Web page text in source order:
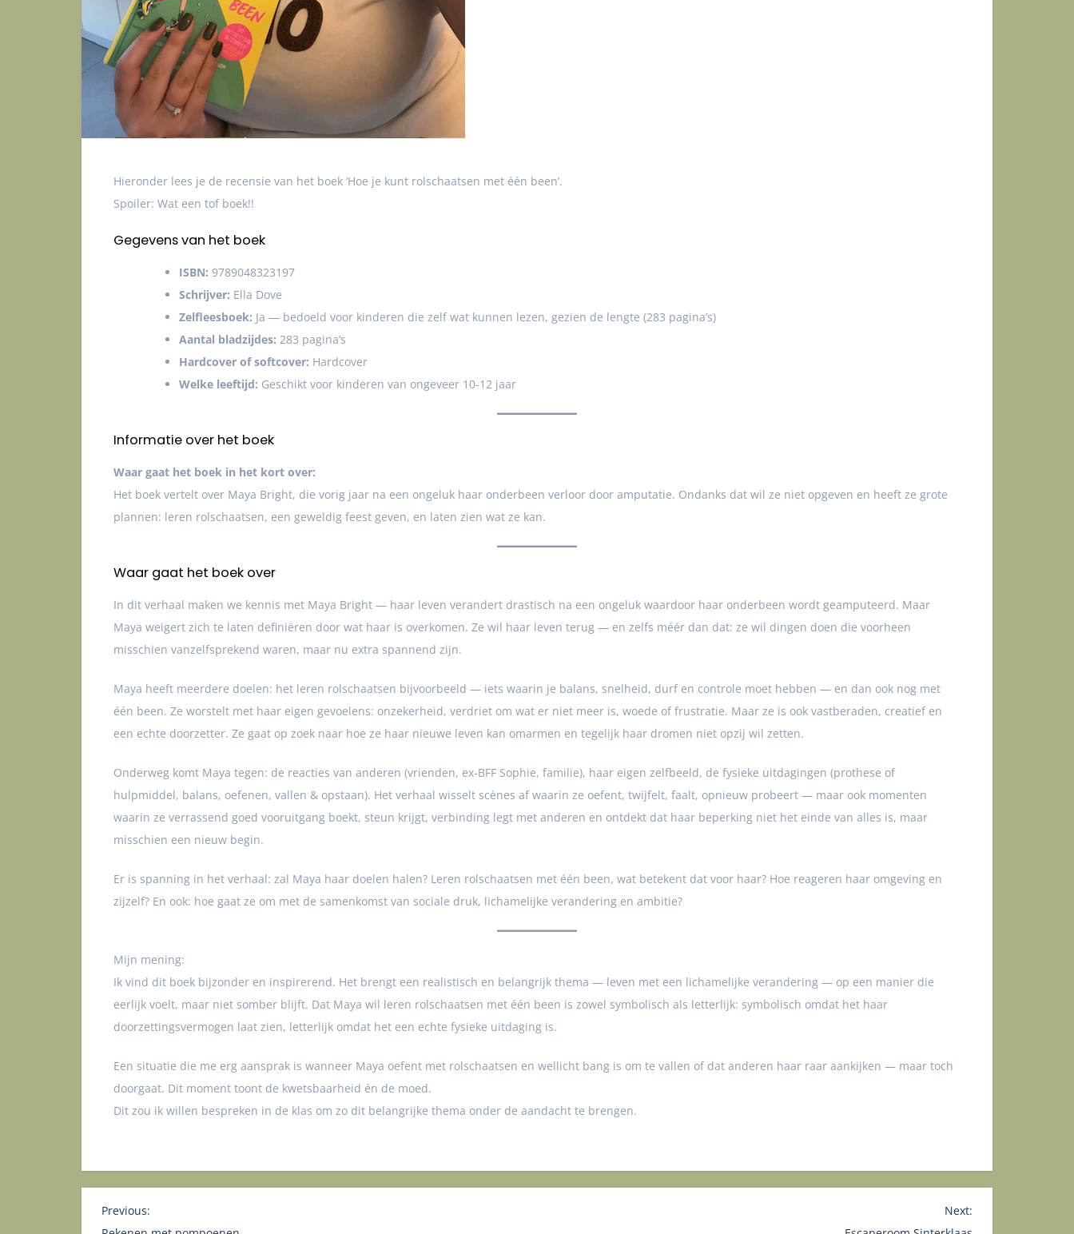
Hieronder lees je de recensie van het boek ‘Hoe je kunt rolschaatsen met één been’.
Spoiler: Wat een tof boek!!
Gegevens van het boek
ISBN: 9789048323197
Schrijver: Ella Dove
Zelfleesboek: Ja — bedoeld voor kinderen die zelf wat kunnen lezen, gezien de lengte (283 pagina’s)
Aantal bladzijdes: 283 pagina’s
Hardcover of softcover: Hardcover
Welke leeftijd: Geschikt voor kinderen van ongeveer 10-12 jaar
Informatie over het boek
Waar gaat het boek in het kort over:
Het boek vertelt over Maya Bright, die vorig jaar na een ongeluk haar onderbeen verloor door amputatie. Ondanks dat wil ze niet opgeven en heeft ze grote
plannen: leren rolschaatsen, een geweldig feest geven, en laten zien wat ze kan.
Waar gaat het boek over
In dit verhaal maken we kennis met Maya Bright — haar leven verandert drastisch na een ongeluk waardoor haar onderbeen wordt geamputeerd. Maar
Maya weigert zich te laten definiëren door wat haar is overkomen. Ze wil haar leven terug — en zelfs méér dan dat: ze wil dingen doen die voorheen
misschien vanzelfsprekend waren, maar nu extra spannend zijn.
Maya heeft meerdere doelen: het leren rolschaatsen bijvoorbeeld — iets waarin je balans, snelheid, durf en controle moet hebben — en dan ook nog met
één been. Ze worstelt met haar eigen gevoelens: onzekerheid, verdriet om wat er niet meer is, woede of frustratie. Maar ze is ook vastberaden, creatief en
een echte doorzetter. Ze gaat op zoek naar hoe ze haar nieuwe leven kan omarmen en tegelijk haar dromen niet opzij wil zetten.
Onderweg komt Maya tegen: de reacties van anderen (vrienden, ex-BFF Sophie, familie), haar eigen zelfbeeld, de fysieke uitdagingen (prothese of
hulpmiddel, balans, oefenen, vallen & opstaan). Het verhaal wisselt scènes af waarin ze oefent, twijfelt, faalt, opnieuw probeert — maar ook momenten
waarin ze verrassend goed vooruitgang boekt, steun krijgt, verbinding legt met anderen en ontdekt dat haar beperking niet het einde van alles is, maar
misschien een nieuw begin.
Er is spanning in het verhaal: zal Maya haar doelen halen? Leren rolschaatsen met één been, wat betekent dat voor haar? Hoe reageren haar omgeving en
zijzelf? En ook: hoe gaat ze om met de samenkomst van sociale druk, lichamelijke verandering en ambitie?
Mijn mening:
Ik vind dit boek bijzonder en inspirerend. Het brengt een realistisch en belangrijk thema — leven met een lichamelijke verandering — op een manier die
eerlijk voelt, maar niet somber blijft. Dat Maya wil leren rolschaatsen met één been is zowel symbolisch als letterlijk: symbolisch omdat het haar
doorzettingsvermogen laat zien, letterlijk omdat het een echte fysieke uitdaging is.
Een situatie die me erg aansprak is wanneer Maya oefent met rolschaatsen en wellicht bang is om te vallen of dat anderen haar raar aankijken — maar toch
doorgaat. Dit moment toont de kwetsbaarheid én de moed.
Dit zou ik willen bespreken in de klas om zo dit belangrijke thema onder de aandacht te brengen.
B
Previous:
Next: